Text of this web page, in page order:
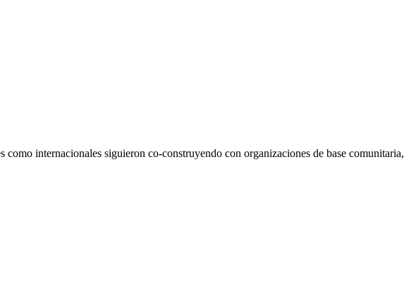
internacionales siguieron co-construyendo con organizaciones de base comunitaria,